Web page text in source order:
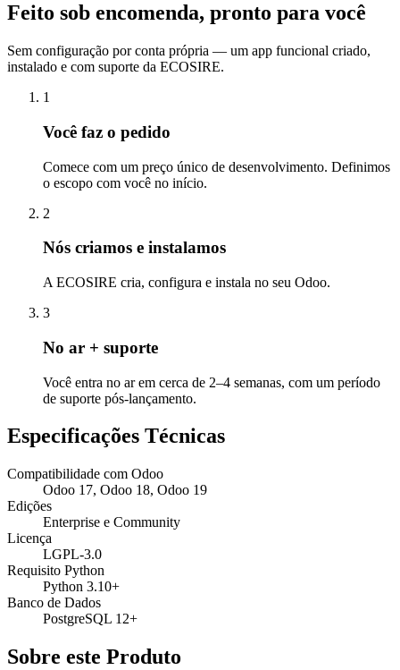
Feito sob encomenda, pronto para você
Sem configuração por conta própria — um app funcional criado,
instalado e com suporte da ECOSIRE.
1
Você faz o pedido
Comece com um preço único de desenvolvimento. Definimos
o escopo com você no início.
2
Nós criamos e instalamos
A ECOSIRE cria, configura e instala no seu Odoo.
3
No ar + suporte
Você entra no ar em cerca de 2–4 semanas, com um período
de suporte pós-lançamento.
Especificações Técnicas
Compatibilidade com Odoo
Odoo 17, Odoo 18, Odoo 19
Edições
Enterprise e Community
Licença
LGPL-3.0
Requisito Python
Python 3.10+
Banco de Dados
PostgreSQL 12+
Sobre este Produto